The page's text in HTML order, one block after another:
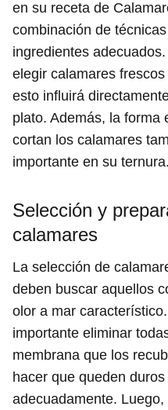
en su receta de
combinación de
ingredientes
elegir calamares
esto influirá
plato. Además, la forma
cortan los calamares
importante en su ternura.
Selección y
calamares
La selección de
deben buscar aquellos
olor a mar
importante eliminar
membrana que los
hacer que queden
adecuadamente.